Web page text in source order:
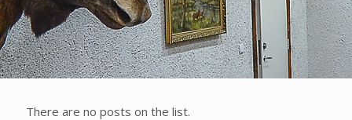
There are no posts on the list.